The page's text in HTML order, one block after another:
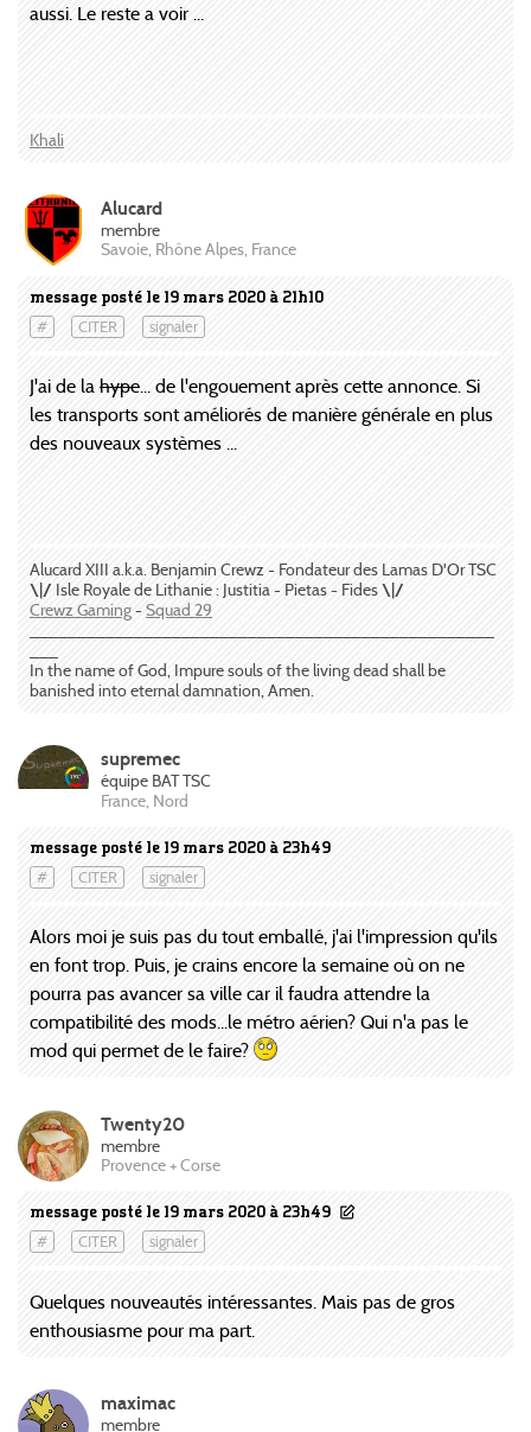
aussi. Le reste a voir ...
Khali
message posté le 19 mars 2020 à 21h10
# CITER signaler
Alucard
membre
Savoie, Rhône Alpes, France
J'ai de la hype... de l'engouement après cette annonce. Si
les transports sont améliorés de manière générale en plus
des nouveaux systèmes ...
Alucard XIII a.k.a. Benjamin Crewz - Fondateur des Lamas D'Or TSC
\|/ Isle Royale de Lithanie : Justitia - Pietas - Fides\|/
Crewz Gaming-Squad 29
In the name of God, Impure souls of the living dead shall be
banished into eternal damnation, Amen.
message posté le 19 mars 2020 à 23h49
# CITER signaler
supremec
équipe BAT TSC
France, Nord
Alors moi je suis pas du tout emballé, j'ai l'impression qu'ils
en font trop. Puis, je crains encore la semaine où on ne
pourra pas avancer sa ville car il faudra attendre la
compatibilité des mods...le métro aérien? Qui n'a pas le
mod qui permet de le faire?
message posté le 19 mars 2020 à 23h49
# CITER signaler
Twenty20
membre
Provence + Corse
Quelques nouveautés intéressantes. Mais pas de gros
enthousiasme pour ma part.
maximac
membre